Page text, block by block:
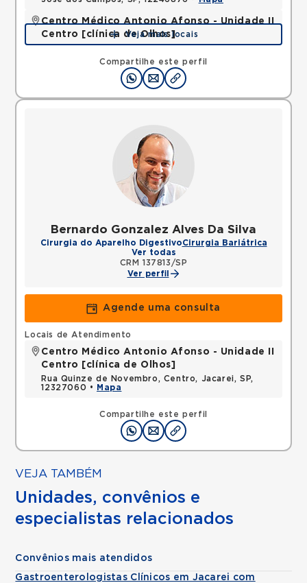
Compartilhe este perfil
Centro Médico Antonio Afonso - Unidade II
Centro [clínica de Olhos]
Rua Quinze de Novembro, Centro, Jacarei, SP,
Mapa
Veja mais locais
Bernardo Gonzalez Alves Da Silva
Cirurgia do Aparelho DigestivoCirurgia Bariátrica
Ver todas
CRM 137813/SP
Ver perfil
Agende uma consulta
Compartilhe este perfil
Locais de Atendimento
Centro Médico Antonio Afonso - Unidade II
Centro [clínica de Olhos]
Rua Quinze de Novembro, Centro, Jacarei, SP,
12327060 •
Mapa
VEJA TAMBÉM
Unidades, convênios e
especialistas relacionados
Convênios mais atendidos
Gastroenterologistas Clínicos em Jacarei com